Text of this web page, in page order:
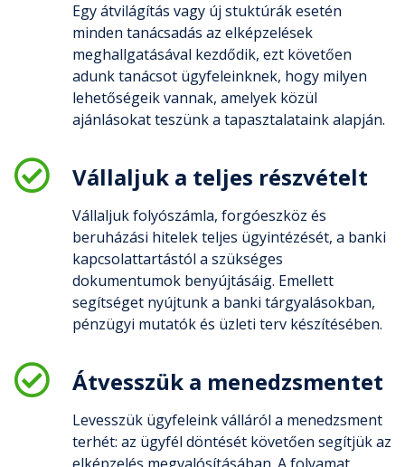
Egy átvilágítás vagy új stuktúrák esetén
minden tanácsadás az elképzelések
meghallgatásával kezdődik, ezt követően
adunk tanácsot ügyfeleinknek, hogy milyen
lehetőségeik vannak, amelyek közül
ajánlásokat teszünk a tapasztalataink alapján.
Vállaljuk a teljes részvételt
Vállaljuk folyószámla, forgóeszköz és
beruházási hitelek teljes ügyintézését, a banki
kapcsolattartástól a szükséges
dokumentumok benyújtásáig. Emellett
segítséget nyújtunk a banki tárgyalásokban,
pénzügyi mutatók és üzleti terv készítésében.
Átvesszük a menedzsmentet
Levesszük ügyfeleink válláról a menedzsment
terhét: az ügyfél döntését követően segítjük az